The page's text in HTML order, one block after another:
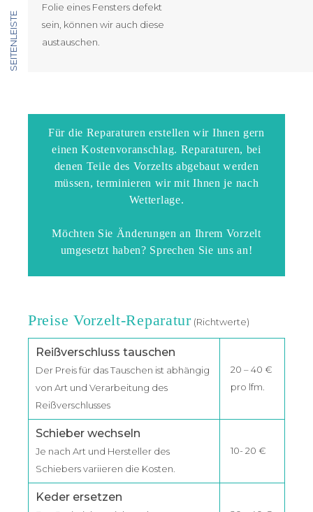
SEITENLEISTE
Folie eines Fensters defekt
sein, können wir auch diese
austauschen.
Für die Reparaturen erstellen wir Ihnen gern
einen Kostenvoranschlag. Reparaturen, bei
denen Teile des Vorzelts abgebaut werden
müssen, terminieren wir mit Ihnen je nach
Wetterlage.
Möchten Sie Änderungen an Ihrem Vorzelt
umgesetzt haben? Sprechen Sie uns an!
Preise Vorzelt-Reparatur(Richtwerte)
Reißverschluss tauschen
Der Preis für das Tauschen ist abhängig
von Art und Verarbeitung des
Reißverschlusses
20 – 40 €
pro lfm.
Schieber wechseln
Je nach Art und Hersteller des
Schiebers variieren die Kosten.
10- 20 €
Keder ersetzen